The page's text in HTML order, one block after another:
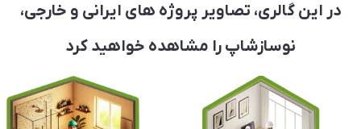
در این گالری، تصاویر پروژه های ایرانی و خارجی،
نوسازشاپ را مشاهده خواهید کرد